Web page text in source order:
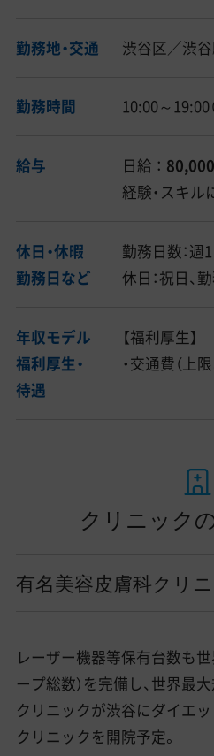
勤務地・交通 渋谷区／渋
勤務時間 10:00～19:00
給与 日給 ：
経験・スキル
休日・休暇
勤務日など
勤務日数：週
休日：祝日、
年収モデル
福利厚生・
待遇
【福利厚生】
・交通費（上
クリニック
有名美容皮膚科クリ
レーザー機器等保有台数も
ープ総数）を完備し、世界最
クリニックが渋谷にダイエ
クリニックを開院予定。